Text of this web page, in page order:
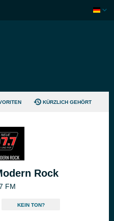
KÜRZLICH GEHÖRT
Rock
FM
KEIN TON?